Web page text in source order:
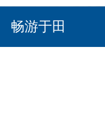
畅游于田